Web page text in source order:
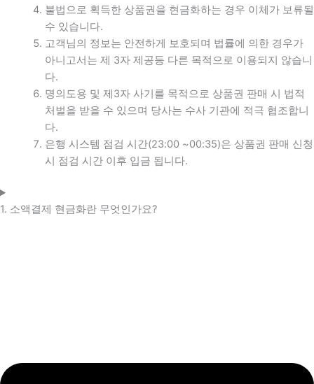
불법으로 획득한 상품권을 현금화하는 경우 이체가 보류될
수 있습니다.
고객님의 정보는 안전하게 보호되며 법률에 의한 경우가
아니고서는 제 3자 제공등 다른 목적으로 이용되지 않습니
다.
명의도용 및 제3자 사기를 목적으로 상품권 판매 시 법적
처벌을 받을 수 있으며 당사는 수사 기관에 적극 협조합니
다.
은행 시스템 점검 시간(23:00 ~00:35)은 상품권 판매 신청
시 점검 시간 이후 입금 됩니다.
1. 소액결제 현금화란 무엇인가요?